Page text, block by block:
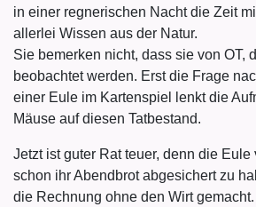
in einer regnerischen Nacht die Zeit
allerlei Wissen aus der Natur.
Sie bemerken nicht, dass sie von OT,
beobachtet werden. Erst die Frage
einer Eule im Kartenspiel lenkt die
Mäuse auf diesen Tatbestand.
Jetzt ist guter Rat teuer, denn die Eule
schon ihr Abendbrot abgesichert zu
die Rechnung ohne den Wirt gemacht.